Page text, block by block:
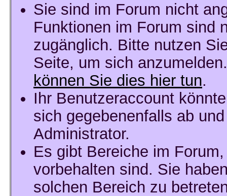
Sie sind im Forum nicht
Funktionen im Forum sind
zugänglich. Bitte nutzen
Seite, um sich
können Sie dies hier tun.
Ihr Benutzeraccount
sich gegebenenfalls ab
Administrator.
Es gibt Bereiche im
vorbehalten sind. Sie
solchen Bereich zu